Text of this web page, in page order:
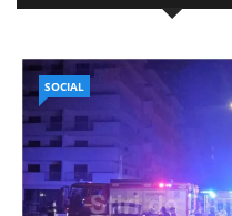
SOCIAL